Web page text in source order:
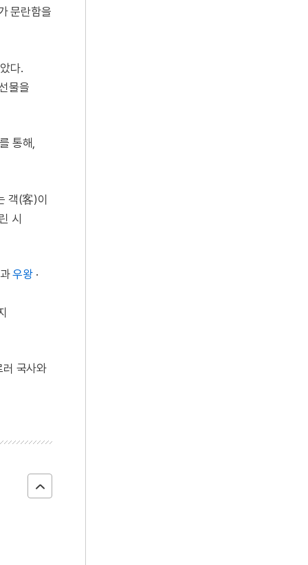
문란함을
다.
물을
통해,
객(客)이
시
우왕 ·
러 국사와